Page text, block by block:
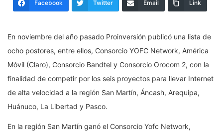
Facebook Twitter Email Link
En noviembre del año pasado Proinversión publicó una lista de
ocho postores, entre ellos, Consorcio YOFC Network, América
Móvil (Claro), Consorcio Bandtel y Consorcio Orocom 2, con la
finalidad de competir por los seis proyectos para llevar Internet
de alta velocidad a la región San Martín, Áncash, Arequipa,
Huánuco, La Libertad y Pasco.
En la región San Martín ganó el Consorcio Yofc Network,